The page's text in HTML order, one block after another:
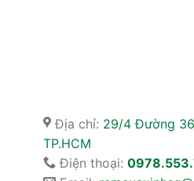
Địa chỉ: 29/4 Đường
TP.HCM
Điện thoại: